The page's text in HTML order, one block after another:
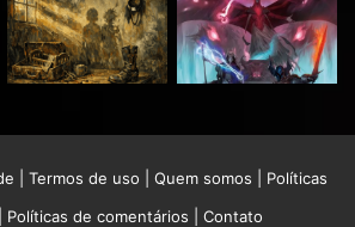
Termos de uso Quem somos
Políticas
Políticas de comentários
Contato